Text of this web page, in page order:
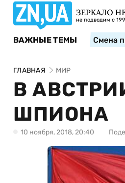
ЗЕРКАЛО
не подводим с
ВАЖНЫЕ ТЕМЫ Смена
ГЛАВНАЯ МИР
В
ШПИОНА
10 ноября, 2018, 20:40